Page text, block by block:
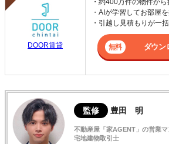
DOOR賃貸
・約400万件の物件から
・AIが学習してお部屋
・引越し見積もりが一
ダウン
監修 豊田 明
不動産屋「家AGENT」の営業マ
宅地建物取引士